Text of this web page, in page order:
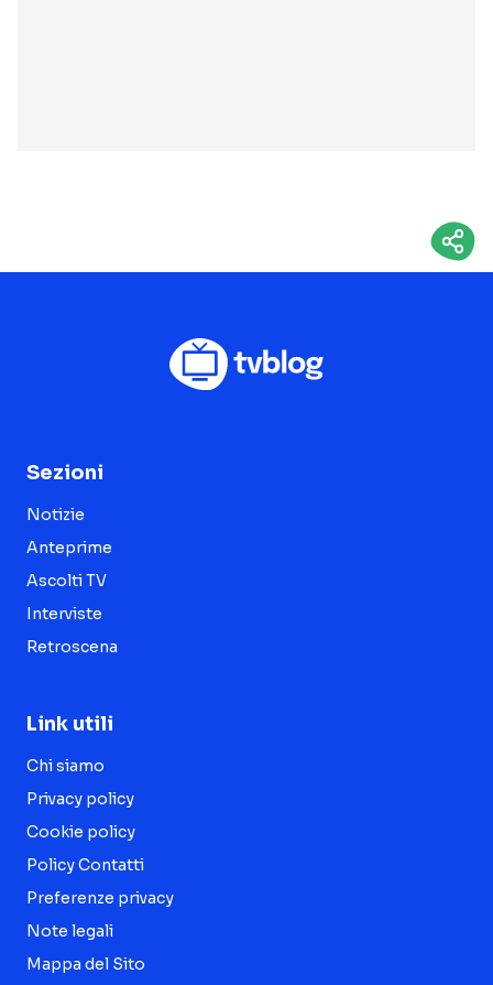
Sezioni
Notizie
Anteprime
Ascolti TV
Interviste
Retroscena
Link utili
Chi siamo
Privacy policy
Cookie policy
Policy Contatti
Preferenze privacy
Note legali
Mappa del Sito